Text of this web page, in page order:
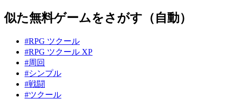
似た無料ゲームをさがす（自動）
#RPG ツクール
#RPG ツクール XP
#周回
#シンプル
#戦闘
#ツクール